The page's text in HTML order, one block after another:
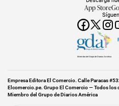
App Store
Miembro del Grupo de Diarios América
Empresa Editora El Comercio. Calle Paracas
Elcomercio.pe. Grupo El Comercio — Todos los
Miembro del Grupo de Diarios América